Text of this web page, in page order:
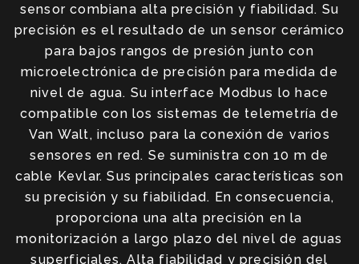
sensor combiana alta precisión y fiabilidad. Su
precisión es el resultado de un sensor cerámico
para bajos rangos de presión junto con
microelectrónica de precisión para medida de
nivel de agua. Su interface Modbus lo hace
compatible con los sistemas de telemetría de
Van Walt, incluso para la conexión de varios
sensores en red. Se suministra con 10 m de
cable Kevlar. Sus principales características son
su precisión y su fiabilidad. En consecuencia,
proporciona una alta precisión en la
monitorización a largo plazo del nivel de aguas
superficiales. Alta fiabilidad y precisión del